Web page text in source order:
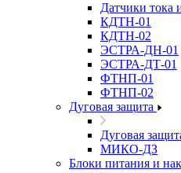
Датчики тока
КДТН-01
КДТН-02
ЭСТРА-ДН-01
ЭСТРА-ДТ-01
ФТНП-01
ФТНП-02
Дуговая защита
Дуговая
МИКО-ДЗ
Блоĸи питания и